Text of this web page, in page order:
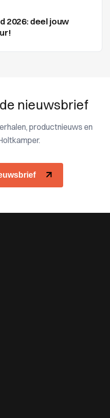
2026: deel jouw
nieuwsbrief
productnieuws en